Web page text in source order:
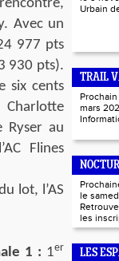
Avec un
977 pts
930 pts).
six cents
Ryser au
Flines
lot, l’AS
1 : 1er
Urbain
TRAIL
mars
le
les
LES